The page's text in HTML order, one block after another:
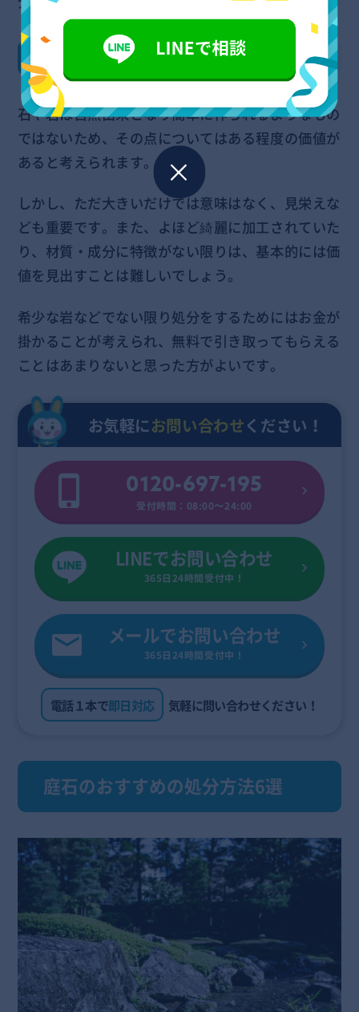
石や岩の価値は？
石や岩は自然由来となり簡単に作られるようなもの
ではないため、その点についてはある程度の価値が
あると考えられます。
しかし、ただ大きいだけでは意味はなく、見栄えな
ども重要です。また、よほど綺麗に加工されていた
り、材質・成分に特徴がない限りは、基本的には価
値を見出すことは難しいでしょう。
希少な岩などでない限り処分をするためにはお金が
掛かることが考えられ、無料で引き取ってもらえる
ことはあまりないと思った方がよいです。
お気軽にお問い合わせください！
0120-697-195
受付時間：08:00〜24:00
LINEでお問い合わせ
365日24時間受付中！
メールでお問い合わせ
365日24時間受付中！
電話１本で即日対応 気軽に問い合わせください！
庭石のおすすめの処分方法6選